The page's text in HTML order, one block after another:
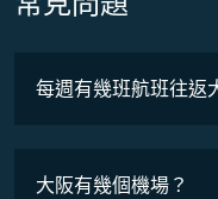
COSMILE會員
每週有幾班航班往返
大阪有幾個機場？